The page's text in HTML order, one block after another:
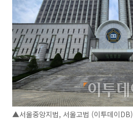
▲서울중앙지법, 서울고법 (이투데이DB)